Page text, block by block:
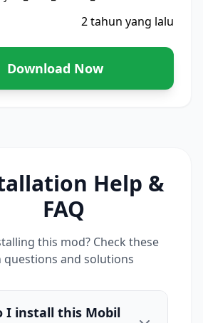
2 tahun yang lalu
Download Now
Help &
FAQ
this mod? Check these
questions and solutions
I install this Mobil